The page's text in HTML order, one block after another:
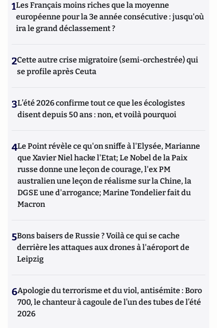
1Les Français moins riches que la moyenne
européenne pour la 3e année consécutive : jusqu'où
ira le grand déclassement ?
2Cette autre crise migratoire (semi-orchestrée) qui
se profile après Ceuta
3L’été 2026 confirme tout ce que les écologistes
disent depuis 50 ans : non, et voilà pourquoi
4Le Point révèle ce qu'on sniffe à l'Elysée, Marianne
que Xavier Niel hacke l'Etat; Le Nobel de la Paix
russe donne une leçon de courage, l'ex PM
australien une leçon de réalisme sur la Chine, la
DGSE une d'arrogance; Marine Tondelier fait du
Macron
5Bons baisers de Russie ? Voilà ce qui se cache
derrière les attaques aux drones à l'aéroport de
Leipzig
6Apologie du terrorisme et du viol, antisémite : Boro
700, le chanteur à cagoule de l’un des tubes de l’été
2026